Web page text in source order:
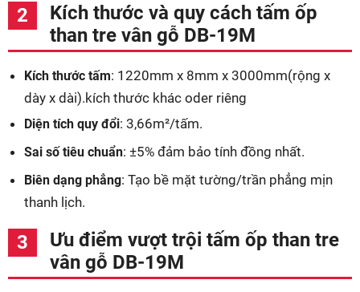
Kích thước và quy cách tấm ốp
than tre vân gỗ DB-19M
Kích thước tấm: 1220mm x 8mm x 3000mm(rộng x
dày x dài).kích thước khác oder riêng
Diện tích quy đổi: 3,66m²/tấm.
Sai số tiêu chuẩn: ±5% đảm bảo tính đồng nhất.
Biên dạng phẳng: Tạo bề mặt tường/trần phẳng mịn
thanh lịch.
Ưu điểm vượt trội tấm ốp than tre
vân gỗ DB-19M